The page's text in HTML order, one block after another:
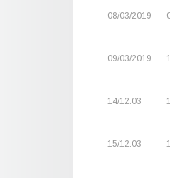
08/03/2019
09/03/2019
14/12.03
15/12.03